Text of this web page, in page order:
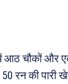
में आठ चौकों और
रन की पारी